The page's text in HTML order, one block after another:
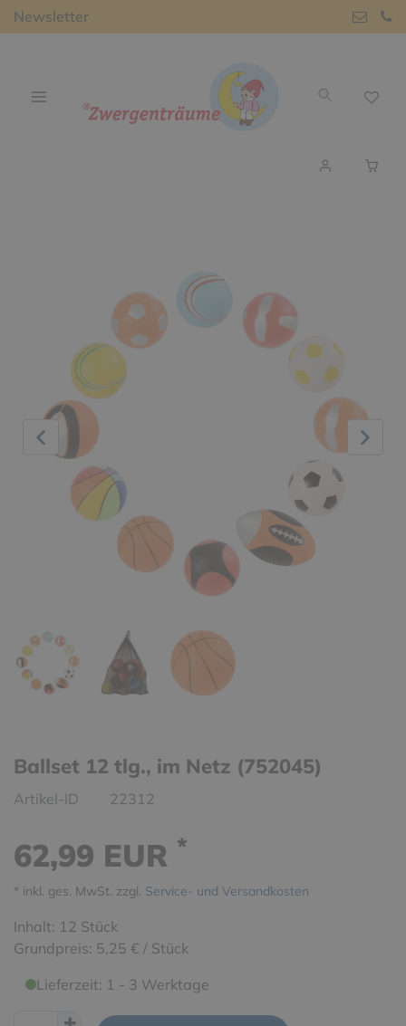
Newsletter
Ballset 12 tlg., im Netz (752045)
Artikel-ID 22312
62,99 EUR *
* inkl. ges. MwSt. zzgl. Service- und Versandkosten
Inhalt: 12 Stück
Grundpreis: 5,25 € / Stück
Lieferzeit: 1 - 3 Werktage